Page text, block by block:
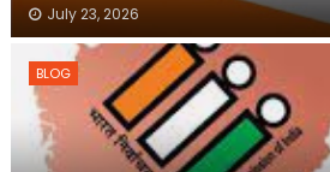
July 23, 2026
BLOG